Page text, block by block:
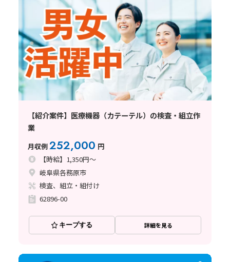
【紹介案件】医療機器（カテーテル）の検査・組立作
業
月収例252,000 円
【時給】1,350円～
岐阜県各務原市
検査、組立・組付け
62896-00
キープする 詳細を見る